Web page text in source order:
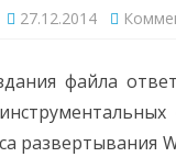
27.12.2014
файла
развертывания